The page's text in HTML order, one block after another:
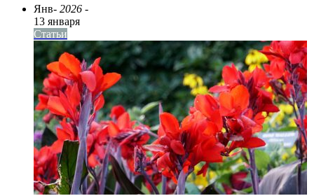
Янв- 2026 -
13 января
Статьи